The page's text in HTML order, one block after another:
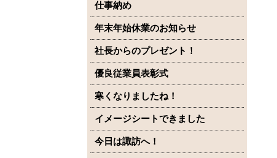
仕事納め
年末年始休業のお知らせ
社長からのプレゼント！
優良従業員表彰式
寒くなりましたね！
イメージシートできました
今日は諏訪へ！